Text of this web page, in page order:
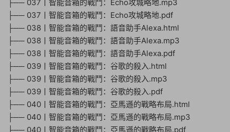
├── 037丨智能音箱的戰鬥：Echo攻城略地.mp3
├── 037丨智能音箱的戰鬥：Echo攻城略地.pdf
├── 038丨智能音箱的戰鬥：語音助手Alexa.html
├── 038丨智能音箱的戰鬥：語音助手Alexa.mp3
├── 038丨智能音箱的戰鬥：語音助手Alexa.pdf
├── 039丨智能音箱的戰鬥：谷歌的殺入.html
├── 039丨智能音箱的戰鬥：谷歌的殺入.mp3
├── 039丨智能音箱的戰鬥：谷歌的殺入.pdf
├── 040丨智能音箱的戰鬥：亞馬遜的戰略布局.html
├── 040丨智能音箱的戰鬥：亞馬遜的戰略布局.mp3
├── 040丨智能音箱的戰鬥：亞馬遜的戰略布局.pdf